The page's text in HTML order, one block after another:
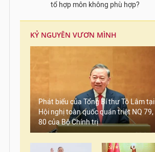
tổ hợp môn không phù hợp?
KỶ NGUYÊN VƯƠN MÌNH
Phát biểu của Tổng Bí thư Tô Lâm tại
Hội nghị toàn quốc quán triệt NQ 79,
80 của Bộ Chính trị